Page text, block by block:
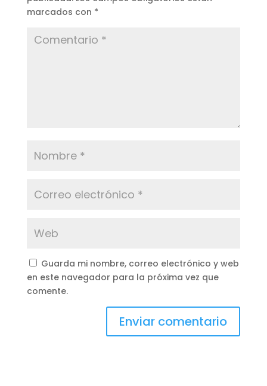
marcados con *
Guarda mi nombre, correo electrónico y web
en este navegador para la próxima vez que
comente.